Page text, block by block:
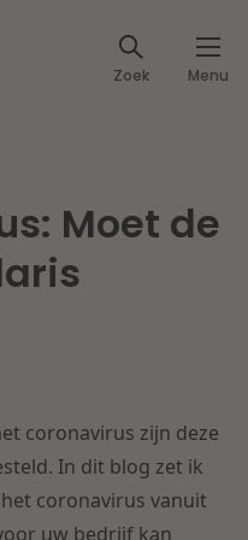
Zoek Menu
zorg
Moet de
coronavirus zijn deze
In dit blog zet ik
coronavirus vanuit
uw bedrijf kan